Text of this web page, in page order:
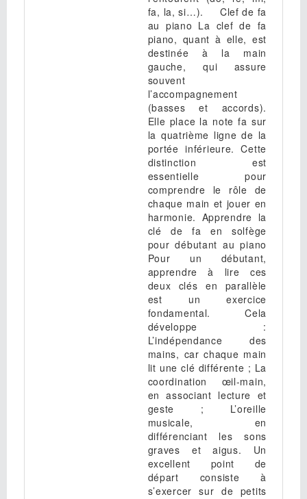
fa, la, si…). Clef de fa
au piano La clef de fa
piano, quant à elle, est
destinée à la main
gauche, qui assure
souvent
l’accompagnement
(basses et accords).
Elle place la note fa sur
la quatrième ligne de la
portée inférieure. Cette
distinction est
essentielle pour
comprendre le rôle de
chaque main et jouer en
harmonie. Apprendre la
clé de fa en solfège
pour débutant au piano
Pour un débutant,
apprendre à lire ces
deux clés en parallèle
est un exercice
fondamental. Cela
développe :
L’indépendance des
mains, car chaque main
lit une clé différente ; La
coordination œil-main,
en associant lecture et
geste ; L’oreille
musicale, en
différenciant les sons
graves et aigus. Un
excellent point de
départ consiste à
s’exercer sur de petits